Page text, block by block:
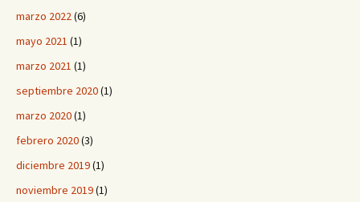
marzo 2022(6)
mayo 2021 (1)
marzo 2021 (1)
septiembre 2020(1)
marzo 2020(1)
febrero 2020(3)
diciembre 2019(1)
noviembre 2019(1)